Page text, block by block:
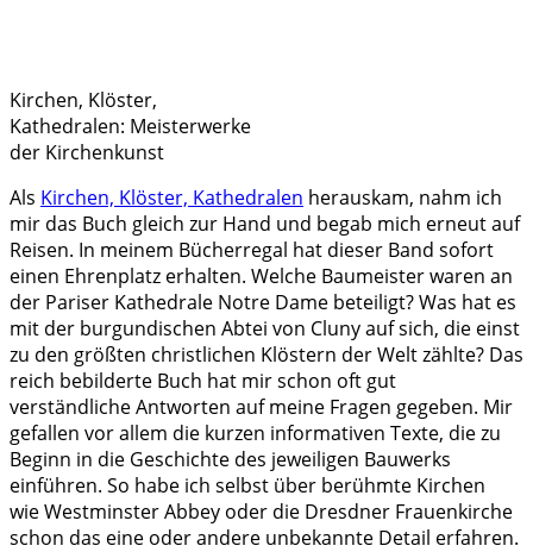
Kirchen, Klöster,
Kathedralen: Meisterwerke
der Kirchenkunst
Als Kirchen, Klöster, Kathedralen herauskam, nahm ich
mir das Buch gleich zur Hand und begab mich erneut auf
Reisen. In meinem Bücherregal hat dieser Band sofort
einen Ehrenplatz erhalten. Welche Baumeister waren an
der Pariser Kathedrale Notre Dame beteiligt? Was hat es
mit der burgundischen Abtei von Cluny auf sich, die einst
zu den größten christlichen Klöstern der Welt zählte? Das
reich bebilderte Buch hat mir schon oft gut
verständliche Antworten auf meine Fragen gegeben. Mir
gefallen vor allem die kurzen informativen Texte, die zu
Beginn in die Geschichte des jeweiligen Bauwerks
einführen. So habe ich selbst über berühmte Kirchen
wie Westminster Abbey oder die Dresdner Frauenkirche
schon das eine oder andere unbekannte Detail erfahren.